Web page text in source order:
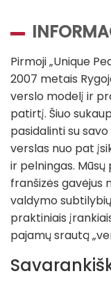
Pirmoji „Unique
2007 metais
verslo modelį ir
patirtį. Šiuo
pasidalinti su
verslas nuo pat
ir pelningas.
franšizės gavėjus
valdymo
praktiniais
pajamų srautą